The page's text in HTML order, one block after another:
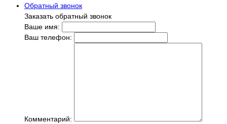
Обратный звонок
Заказать обратный звонок
Ваше имя:
Ваш телефон:
Комментарий: